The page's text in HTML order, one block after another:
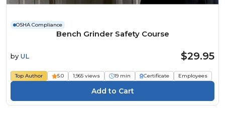
OSHA Compliance
Bench Grinder Safety Course
by UL $29.95
Top Author 5.0 1,965 views 19 min Certificate Employees